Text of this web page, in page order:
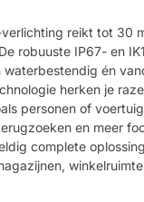
reikt tot 30
robuuste IP67- en
én
herken je
personen of
en meer
complete